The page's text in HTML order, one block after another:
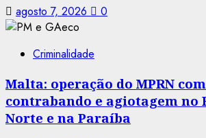
agosto 7, 2026 0
Criminalidade
Malta: operação do MPRN
contrabando e agiotagem no
Norte e na Paraíba